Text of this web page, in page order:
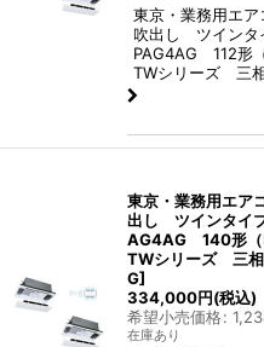
東京・業務用エ
吹出し ツインタ
PAG4AG 112形
TWシリーズ 三
東京・業務用エ
出し ツインタイ
AG4AG 140形
TWシリーズ 三
G]
334,000円(税込)
希望小売価格:
在庫あり